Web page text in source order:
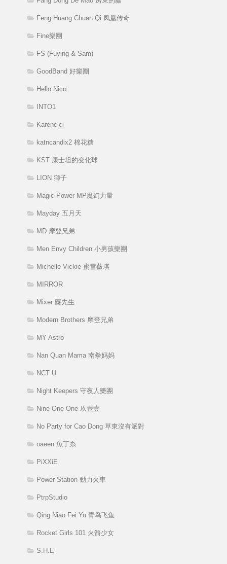
Feng Huang Chuan Qi 凤凰传奇
Fine樂團
FS (Fuying & Sam)
GoodBand 好樂團
Hello Nico
INTO1
Karencici
katncandix2 棉花糖
KST 康士坦的变化球
LION 獅子
Magic Power MP魔幻力量
Mayday 五月天
MD 摩登兄弟
Men Envy Children 小男孩樂團
Michelle Vickie 蜜雪薇琪
MIRROR
Mixer 麋先生
Modern Brothers 摩登兄弟
MY Astro
Nan Quan Mama 南拳妈妈
NCT U
Night Keepers 守夜人樂團
Nine One One 玖壹壹
No Party for Cao Dong 草東沒有派對
oaeen 魚丁糸
PiXXiE
Power Station 動力火車
PtrpStudio
Qing Niao Fei Yu 青鸟飞鱼
Rocket Girls 101 火箭少女
S.H.E